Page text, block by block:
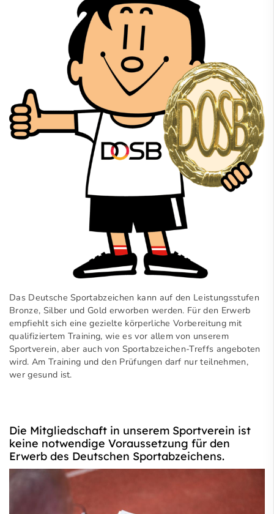
Das Deutsche Sportabzeichen kann auf den Leistungsstufen
Bronze, Silber und Gold erworben werden. Für den Erwerb
empfiehlt sich eine gezielte körperliche Vorbereitung mit
qualifiziertem Training, wie es vor allem von unserem
Sportverein, aber auch von Sportabzeichen-Treffs angeboten
wird. Am Training und den Prüfungen darf nur teilnehmen,
wer gesund ist.
Die Mitgliedschaft in unserem Sportverein ist
keine notwendige Voraussetzung für den
Erwerb des Deutschen Sportabzeichens.